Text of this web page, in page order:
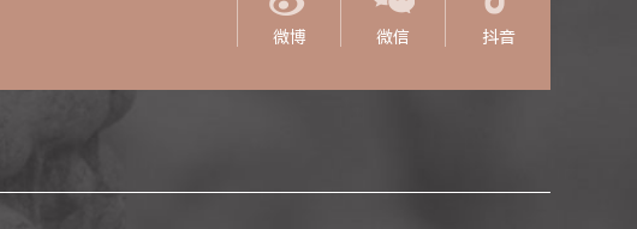
微博 微信 抖音